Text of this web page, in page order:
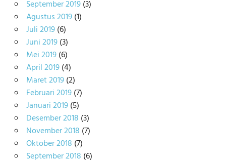
September 2019(3)
Agustus 2019(1)
Juli 2019(6)
Juni 2019(3)
Mei 2019(6)
April 2019(4)
Maret 2019(2)
Februari 2019(7)
Januari 2019(5)
Desember 2018 (3)
November 2018 (7)
Oktober 2018 (7)
September 2018 (6)